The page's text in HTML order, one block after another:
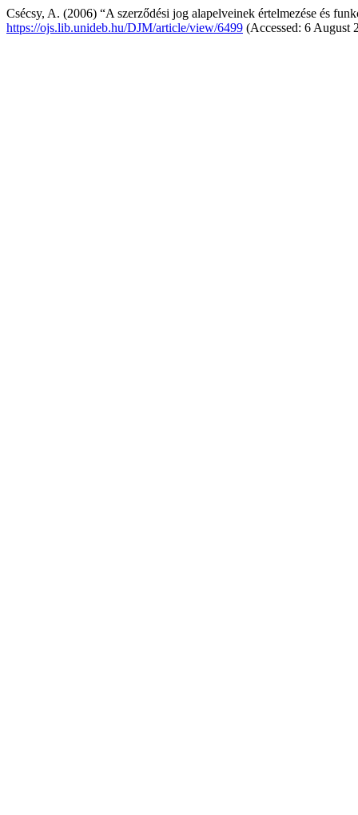
Csécsy, A. (2006) “A szerződési jog alapelveinek értelmezése és
https://ojs.lib.unideb.hu/DJM/article/view/6499 (Accessed: 6 August